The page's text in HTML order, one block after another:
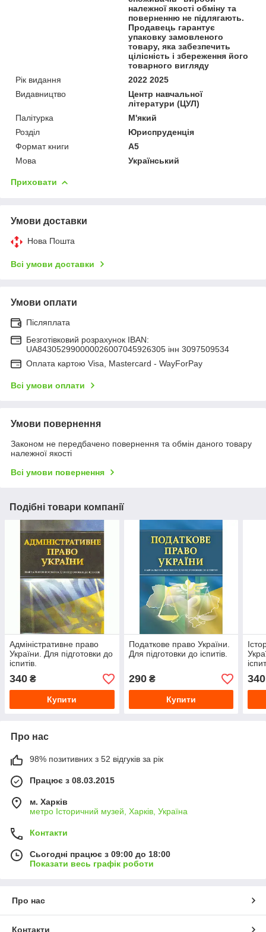
належної якості обміну та
поверненню не підлягають.
Продавець гарантує
упаковку замовленого
товару, яка забезпечить
цілісність і збереження його
товарного вигляду
Рік видання
2022 2025
Видавництво
Центр навчальної
літератури (ЦУЛ)
Палітурка
М'який
Розділ
Юриспруденція
Формат книги
А5
Мова
Український
Приховати
Умови доставки
Нова Пошта
Всі умови доставки
Умови оплати
Післяплата
Безготівковий розрахунок IBAN:
UA843052990000026007045926305 інн 3097509534
Оплата картою Visa, Mastercard - WayForPay
Всі умови оплати
Умови повернення
Законом не передбачено повернення та обмін даного товару
належної якості
Всі умови повернення
Подібні товари компанії
Адміністративне право
України. Для підготовки до
іспитів.
340 ₴
Купити
Податкове право України.
Для підготовки до іспитів.
290₴
Купити
340
Про нас
98% позитивних з 52 відгуків за рік
Працює з 08.03.2015
м. Харків
метро Історичний музей, Харків, Україна
Контакти
Сьогодні працює з 09:00 до 18:00
Показати весь графік роботи
Про нас
Контакти